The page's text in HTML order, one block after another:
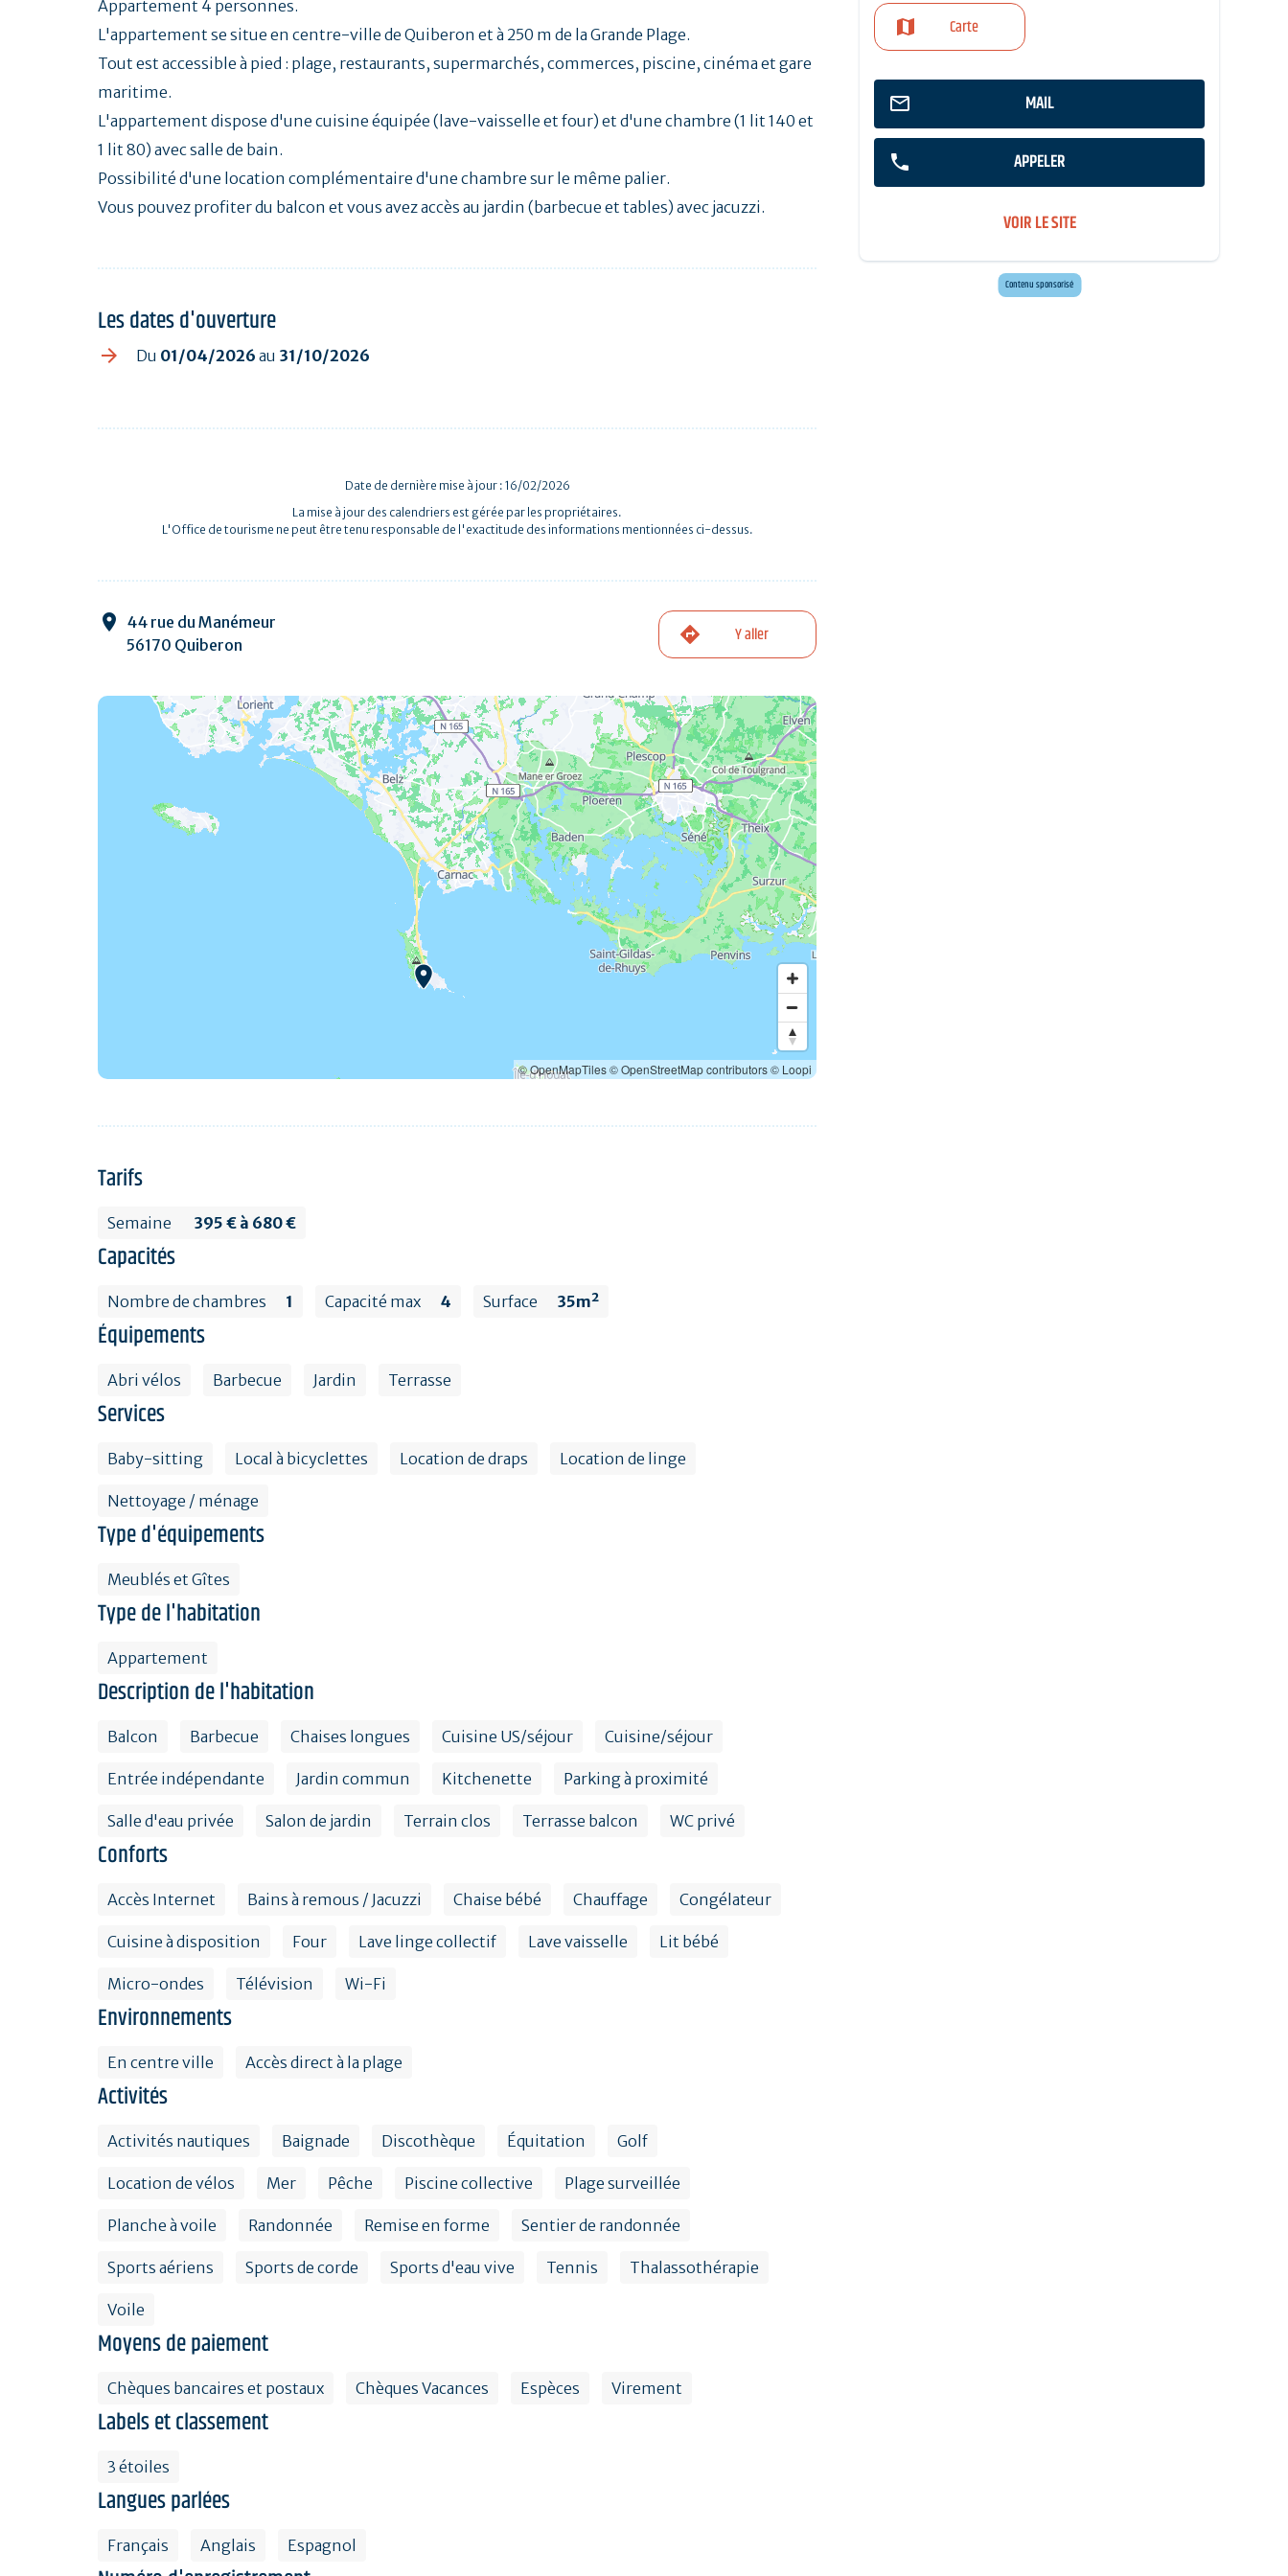
Carte
MAIL
APPELER
VOIR LE SITE
Contenu sponsorisé
Envie d'évasion ?
Voyagez en Préhistoire !
Appartement 4 personnes.
L'appartement se situe en centre-ville de Quiberon et à 250 m de la Grande Plage.
Tout est accessible à pied : plage, restaurants, supermarchés, commerces, piscine, cinéma et gare
maritime.
L'appartement dispose d'une cuisine équipée (lave-vaisselle et four) et d'une chambre (1 lit 140 et
1 lit 80) avec salle de bain.
Possibilité d'une location complémentaire d'une chambre sur le même palier.
Vous pouvez profiter du balcon et vous avez accès au jardin (barbecue et tables) avec jacuzzi.
Les dates d'ouverture
Du 01/04/2026 au 31/10/2026
Date de dernière mise à jour : 16/02/2026
La mise à jour des calendriers est gérée par les propriétaires.
L'Office de tourisme ne peut être tenu responsable de l'exactitude des informations mentionnées ci-dessus.
44 rue du Manémeur
56170 Quiberon
Y aller
© OpenMapTiles© OpenStreetMap contributors© Loopi
Tarifs
Semaine 395 € à 680 €
Capacités
Nombre de chambres 1 Capacité max 4 Surface 35m²
Équipements
Abri vélos Barbecue Jardin Terrasse
Services
Baby-sitting Local à bicyclettes Location de draps Location de linge
Nettoyage / ménage
Type d'équipements
Meublés et Gîtes
Type de l'habitation
Appartement
Description de l'habitation
Balcon Barbecue Chaises longues Cuisine US/séjour Cuisine/séjour
Entrée indépendante Jardin commun Kitchenette Parking à proximité
Salle d'eau privée Salon de jardin Terrain clos Terrasse balcon WC privé
Conforts
Accès Internet Bains à remous / Jacuzzi Chaise bébé Chauffage Congélateur
Cuisine à disposition Four Lave linge collectif Lave vaisselle Lit bébé
Micro-ondes Télévision Wi-Fi
Environnements
En centre ville Accès direct à la plage
Activités
Activités nautiques Baignade Discothèque Équitation Golf
Location de vélos Mer Pêche Piscine collective Plage surveillée
Planche à voile Randonnée Remise en forme Sentier de randonnée
Sports aériens Sports de corde Sports d'eau vive Tennis Thalassothérapie
Voile
Moyens de paiement
Chèques bancaires et postaux Chèques Vacances Espèces Virement
Labels et classement
3 étoiles
Langues parlées
Français Anglais Espagnol